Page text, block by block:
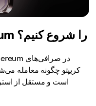
چگونه معاملات Ethereum را شروع کنیم؟
کریپتو چگونه معامله
است و مستقل از